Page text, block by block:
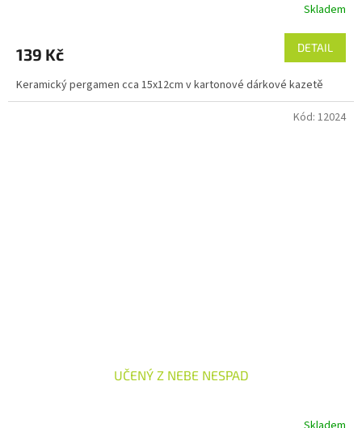
Skladem
139 Kč DETAIL
Keramický pergamen cca 15x12cm v kartonové dárkové kazetě
UČENÝ Z NEBE NESPAD
Kód: 12024